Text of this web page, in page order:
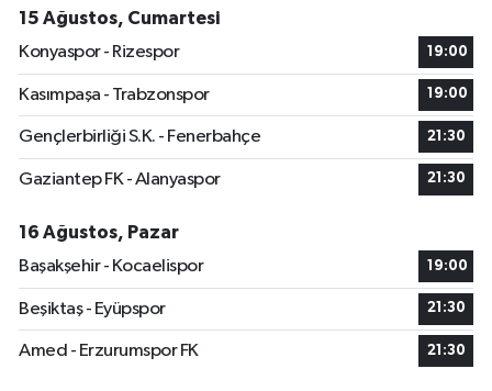
15 Ağustos, Cumartesi
Konyaspor - Rizespor
19:00
Kasımpaşa - Trabzonspor 19:00
Gençlerbirliği S.K. - Fenerbahçe 21:30
Gaziantep FK - Alanyaspor 21:30
16 Ağustos, Pazar
Başakşehir - Kocaelispor
19:00
Beşiktaş - Eyüpspor 21:30
Amed - Erzurumspor FK 21:30